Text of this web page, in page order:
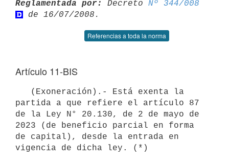
Reglamentada por: Decreto Nº 344/008
Referencias a toda la norma
Artículo 11-BIS
partida a que refiere el artículo 87
de la Ley N° 20.130, de 2 de mayo de
2023 (de beneficio parcial en forma
de capital), desde la entrada en
vigencia de dicha ley. (*)